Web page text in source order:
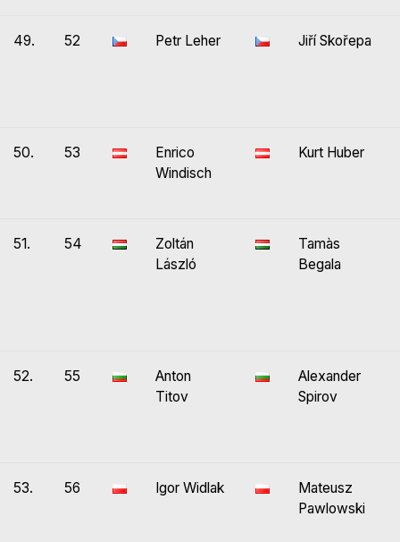
49. 52 Petr Leher Jiří Skořepa
50. 53
Enrico
Windisch
Kurt Huber
51. 54
Zoltán
László
Tamàs
Begala
52. 55
Anton
Titov
Alexander
Spirov
53. 56 Igor Widlak
Mateusz
Pawlowski